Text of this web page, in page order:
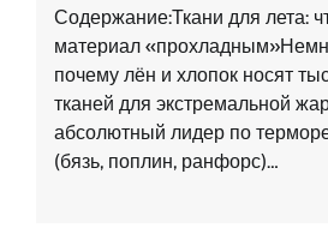
Содержание:Ткани для лета:
материал
почему лён и хлопок носят
тканей для экстремальной
абсолютный лидер по
(бязь, поплин, ранфорс)…